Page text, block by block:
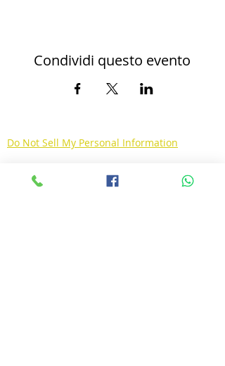
Condividi questo evento
Do Not Sell My Personal Information